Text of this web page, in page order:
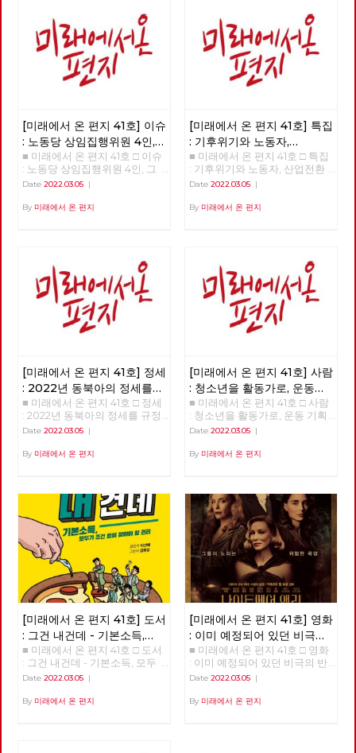
세를 규정하는 네 가지 요인 □
사람 : 청소년을 활동가로, 운동
기획자 고유미 □ 도서 : 그건 내
건데 - 기본소득, 모두가 차별없
이 찾아야 할 권리 □ 영화 : 이미
예정되어 있던 비극의 반복 - 나
[미래에서 온 편지 41호] 이슈
: 노동당 상임집행위원 4인,
그들은 누구인가?
■ 미래에서 온 편지 41호 □ 이슈
: 노동당 상임집행위원 4인, 그
들은 누구인가? >>>>>> 업로드
Date 2022.03.05 |
By 미래에서 온 편지
[미래에서 온 편지 41호] 특집
: 기후위기와 노동자,
산업전환을 넘어
체제전환으로
■ 미래에서 온 편지 41호 □ 특집
: 기후위기와 노동자, 산업전환
을 넘어 체제전환으로 >>>>>>
Date 2022.03.05|
By 미래에서 온 편지
[미래에서 온 편지 41호] 정세
: 2022년 동북아의 정세를
규정하는 네 가지 요인
■ 미래에서 온 편지 41호 □ 정세
: 2022년 동북아의 정세를 규정
하는 네 가지 요인 >>>>>> 업로
Date 2022.03.05 |
By 미래에서 온 편지
[미래에서 온 편지 41호] 사람
: 청소년을 활동가로, 운동
기획자 고유미
■ 미래에서 온 편지 41호 □ 사람
: 청소년을 활동가로, 운동 기획
자 고유미 >>>>>> 업로드 준비
Date 2022.03.05|
By 미래에서 온 편지
[미래에서 온 편지 41호] 도서
: 그건 내건데 - 기본소득,
모두가 차별없이 찾아야 할
권리
■ 미래에서 온 편지 41호 □ 도서
: 그건 내건데 - 기본소득, 모두
가 차별없이 찾아야 할 권리
Date 2022.03.05 |
By 미래에서 온 편지
[미래에서 온 편지 41호] 영화
: 이미 예정되어 있던 비극의
반복 – 나이트메어 앨리
■ 미래에서 온 편지 41호 □ 영화
: 이미 예정되어 있던 비극의 반
복 – 나이트메어 앨리 >>>>>>
Date 2022.03.05|
By 미래에서 온 편지